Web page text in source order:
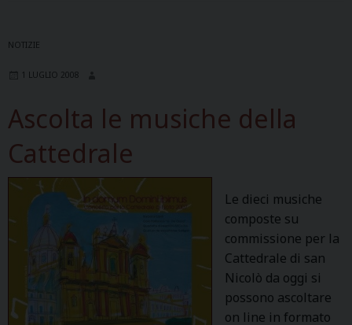
NOTIZIE
1 LUGLIO 2008
Ascolta le musiche della
Cattedrale
Le dieci musiche
composte su
commissione per la
Cattedrale di san
Nicolò da oggi si
possono ascoltare
on line in formato